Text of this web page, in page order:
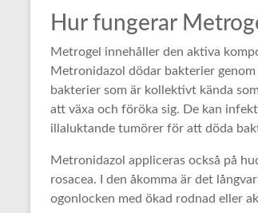
Hur fungerar
Metrogel innehåller den aktiva
Metronidazol dödar bakterier
bakterier som är kollektivt kända
att växa och föröka sig. De kan
illaluktande tumörer för att döda
Metronidazol appliceras också på
rosacea. I den åkomma är det
ogonlocken med ökad rodnad eller